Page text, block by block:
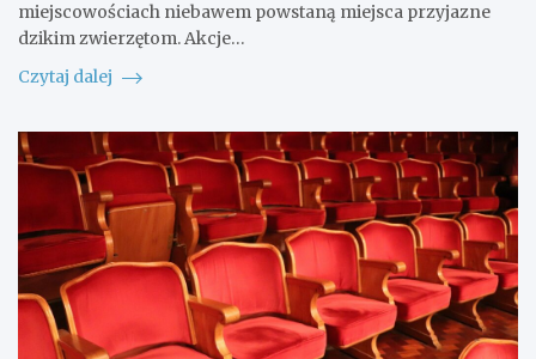
miejscowościach niebawem powstaną miejsca przyjazne
dzikim zwierzętom. Akcje…
Czytaj dalej